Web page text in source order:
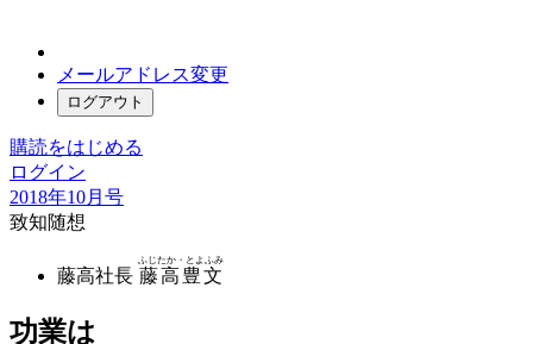
メールアドレス変更
ログアウト
購読をはじめる
ログイン
2018年10月号
致知随想
藤高社長 藤高豊文
ふじたか・とよふみ
功業は